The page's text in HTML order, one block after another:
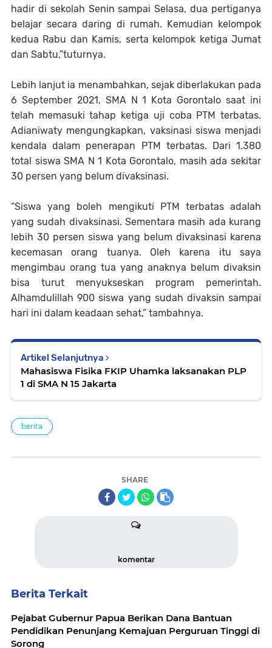
hadir di sekolah Senin sampai Selasa, dua pertiganya
belajar secara daring di rumah. Kemudian kelompok
kedua Rabu dan Kamis, serta kelompok ketiga Jumat
dan Sabtu,”tuturnya.
Lebih lanjut ia menambahkan, sejak diberlakukan pada
6 September 2021, SMA N 1 Kota Gorontalo saat ini
telah memasuki tahap ketiga uji coba PTM terbatas.
Adianiwaty mengungkapkan, vaksinasi siswa menjadi
kendala dalam penerapan PTM terbatas. Dari 1.380
total siswa SMA N 1 Kota Gorontalo, masih ada sekitar
30 persen yang belum divaksinasi.
“Siswa yang boleh mengikuti PTM terbatas adalah
yang sudah divaksinasi. Sementara masih ada kurang
lebih 30 persen siswa yang belum divaksinasi karena
kecemasan orang tuanya. Oleh karena itu saya
mengimbau orang tua yang anaknya belum divaksin
bisa turut menyukseskan program pemerintah.
Alhamdulillah 900 siswa yang sudah divaksin sampai
hari ini dalam keadaan sehat,” tambahnya.
Artikel Selanjutnya
Mahasiswa Fisika FKIP Uhamka laksanakan PLP
1 di SMA N 15 Jakarta
berita
SHARE
komentar
Berita Terkait
Pejabat Gubernur Papua Berikan Dana Bantuan
Pendidikan Penunjang Kemajuan Perguruan Tinggi di
Sorong